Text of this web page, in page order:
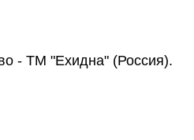
- ТМ "Ехидна" (Россия).